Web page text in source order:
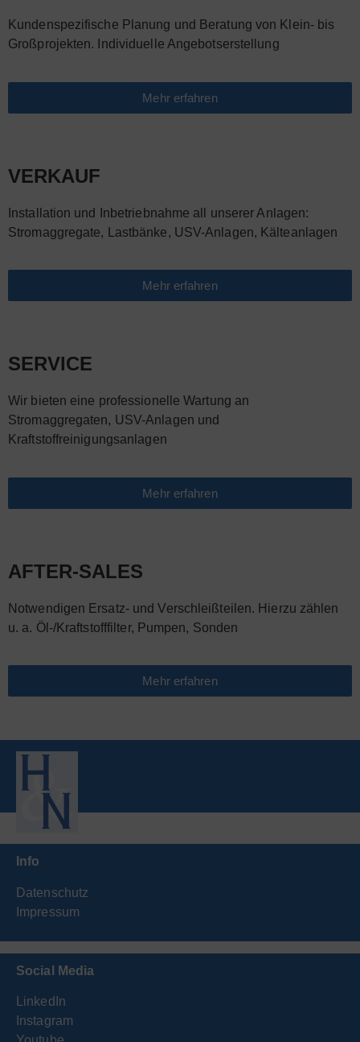
Kundenspezifische Planung und Beratung von Klein- bis
Großprojekten. Individuelle Angebotserstellung
Mehr erfahren
VERKAUF
Installation und Inbetriebnahme all unserer Anlagen:
Stromaggregate, Lastbänke, USV-Anlagen, Kälteanlagen
Mehr erfahren
SERVICE
Wir bieten eine professionelle Wartung an
Stromaggregaten, USV-Anlagen und
Kraftstoffreinigungsanlagen
Mehr erfahren
AFTER-SALES
Notwendigen Ersatz- und Verschleißteilen. Hierzu zählen
u. a. Öl-/Kraftstofffilter, Pumpen, Sonden
Mehr erfahren
Info
Datenschutz
Impressum
Social Media
LinkedIn
Instagram